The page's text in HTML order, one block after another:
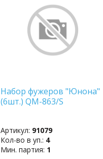
Набор фужеров "Юнона"
(6шт.) QM-863/S
Артикул: 91079
Кол-во в уп.: 4
Мин. партия: 1